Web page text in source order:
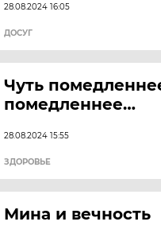
28.08.2024 16:05
ДОСУГ
Чуть
помедленнее…
28.08.2024 15:55
ЗДОРОВЬЕ
Мина и вечность